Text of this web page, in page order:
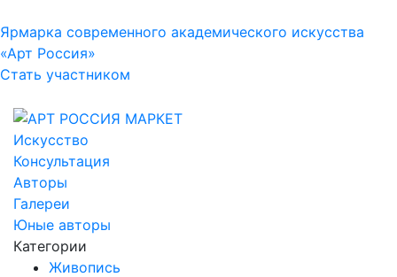
Ярмарка современного академического искусства
«Арт Россия»
Стать участником
Искусство
Консультация
Авторы
Галереи
Юные авторы
Категории
Живопись